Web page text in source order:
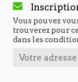
Vous pouvez
trouverez pour
dans les